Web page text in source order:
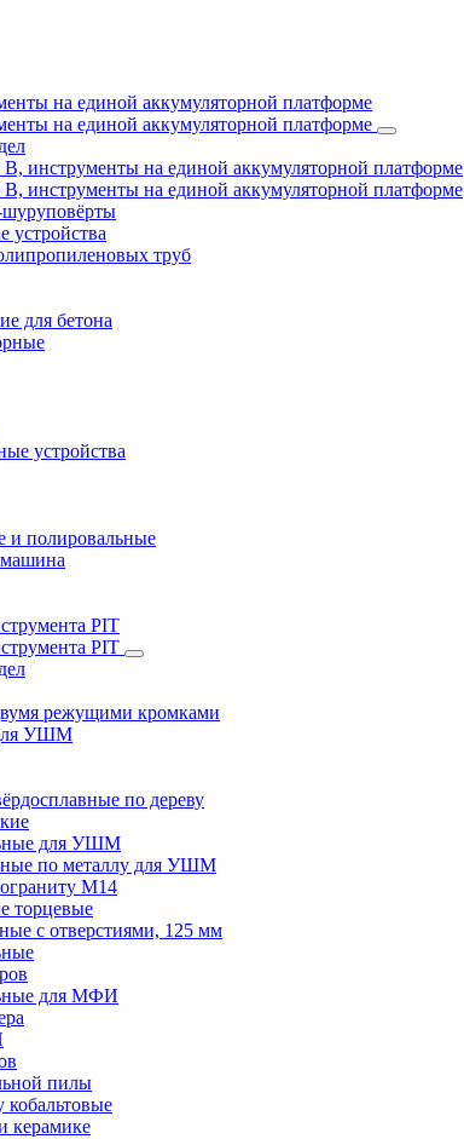
на единой аккумуляторной платформе
на единой аккумуляторной платформе
В, инструменты на единой аккумуляторной платформе
В, инструменты на единой аккумуляторной платформе
устройства
труб
для бетона
устройства
полировальные
PIT
PIT
режущими кромками
УШМ
по дереву
для УШМ
по металлу для УШМ
M14
торцевые
с отверстиями, 125 мм
для МФИ
пилы
кобальтовые
керамике